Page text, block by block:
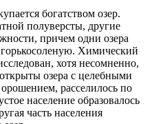
богатством озер.
полуверсты, другие
причем одни озера
Химический
хотя несомненно,
озера с целебными
расселилось по
население образовалось
часть населения